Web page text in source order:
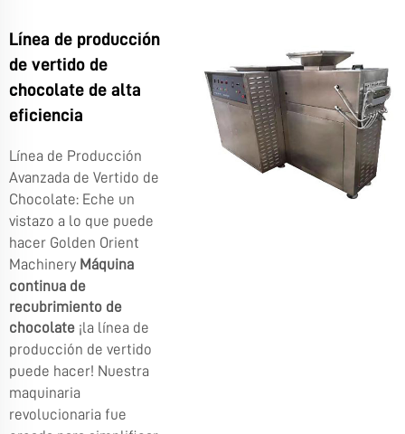
Línea de producción
de vertido de
chocolate de alta
eficiencia
Línea de Producción
Avanzada de Vertido de
Chocolate: Eche un
vistazo a lo que puede
hacer Golden Orient
Machinery Máquina
continua de
recubrimiento de
chocolate ¡la línea de
producción de vertido
puede hacer! Nuestra
maquinaria
revolucionaria fue